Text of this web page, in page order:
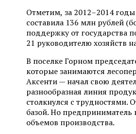
Отметим, за 2012–2014
составила 136 млн рублей
поддержку от государства
21 руководителю хозяйств
В поселке Горном
которые занимаются
Аксенти — начал свою
разнообразная линия
столкнулся с трудностями.
базой. Но предприниматель
объемов производства.